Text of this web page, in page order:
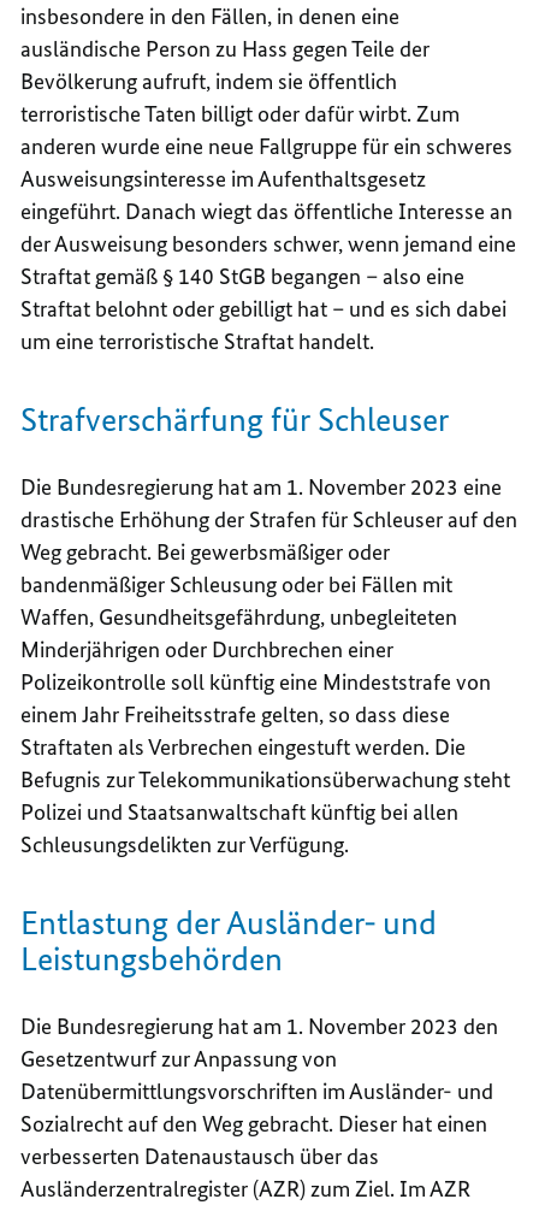
insbesondere in den Fällen, in denen eine
ausländische Person zu Hass gegen Teile der
Bevölkerung aufruft, indem sie öffentlich
terroristische Taten billigt oder dafür wirbt. Zum
anderen wurde eine neue Fallgruppe für ein schweres
Ausweisungsinteresse im Aufenthaltsgesetz
eingeführt. Danach wiegt das öffentliche Interesse an
der Ausweisung besonders schwer, wenn jemand eine
Straftat gemäß § 140 StGB begangen – also eine
Straftat belohnt oder gebilligt hat – und es sich dabei
um eine terroristische Straftat handelt.
Strafverschärfung für Schleuser
Die Bundesregierung hat am 1. November 2023 eine
drastische Erhöhung der Strafen für Schleuser auf den
Weg gebracht. Bei gewerbsmäßiger oder
bandenmäßiger Schleusung oder bei Fällen mit
Waffen, Gesundheitsgefährdung, unbegleiteten
Minderjährigen oder Durchbrechen einer
Polizeikontrolle soll künftig eine Mindeststrafe von
einem Jahr Freiheitsstrafe gelten, so dass diese
Straftaten als Verbrechen eingestuft werden. Die
Befugnis zur Telekommunikationsüberwachung steht
Polizei und Staatsanwaltschaft künftig bei allen
Schleusungsdelikten zur Verfügung.
Entlastung der Ausländer- und
Leistungsbehörden
Die Bundesregierung hat am 1. November 2023 den
Gesetzentwurf zur Anpassung von
Datenübermittlungsvorschriften im Ausländer- und
Sozialrecht auf den Weg gebracht. Dieser hat einen
verbesserten Datenaustausch über das
Ausländerzentralregister (AZR) zum Ziel. Im AZR